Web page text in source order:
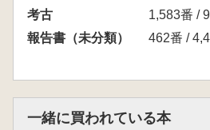
考古
1,583番 /
報告書（未分類）
462番 /
一緒に買われている本